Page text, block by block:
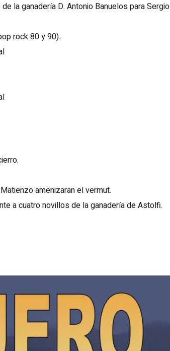
la ganadería D. Antonio Banuelos para Sergio
rock 80 y 90).
amenizaran el vermut.
a cuatro novillos de la ganadería de Astolfi.